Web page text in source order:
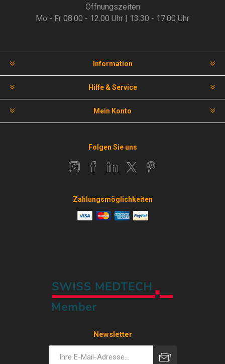
Öffnungszeiten
Mo - Fr 08.00 - 12.00 Uhr | 13.30 - 17.00 Uhr
Information
Hilfe & Service
Mein Konto
Folgen Sie uns
Zahlungsmöglichkeiten
Newsletter